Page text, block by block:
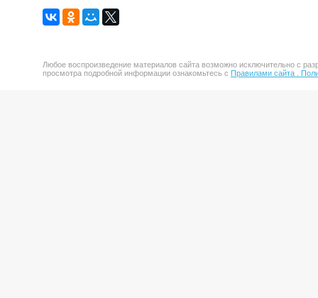
Любое воспроизведение материалов сайта возможно исключительно с
просмотра подробной информации ознакомьтесь с Правилами сайта .